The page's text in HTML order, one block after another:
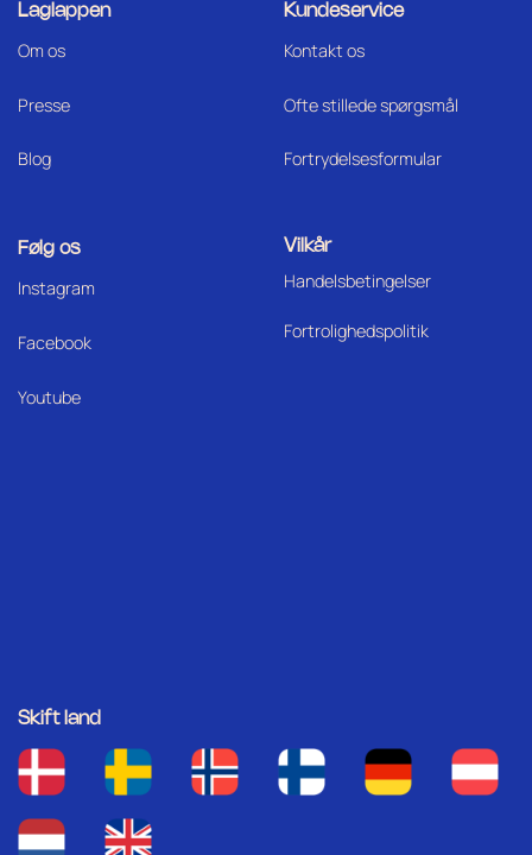
Laglappen
Om os
Presse
Blog
Kundeservice
Kontakt os
Ofte stillede spørgsmål
Fortrydelsesformular
Følg os
Instagram
Facebook
Youtube
Vilkår
Handelsbetingelser
Fortrolighedspolitik
Skift land